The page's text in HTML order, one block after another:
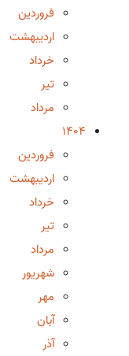
فروردین
اردیبهشت
خرداد
تیر
مرداد
1404
فروردین
اردیبهشت
خرداد
تیر
مرداد
شهریور
مهر
آبان
آذر